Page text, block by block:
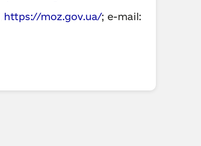
https://moz.gov.ua/; e-mail: